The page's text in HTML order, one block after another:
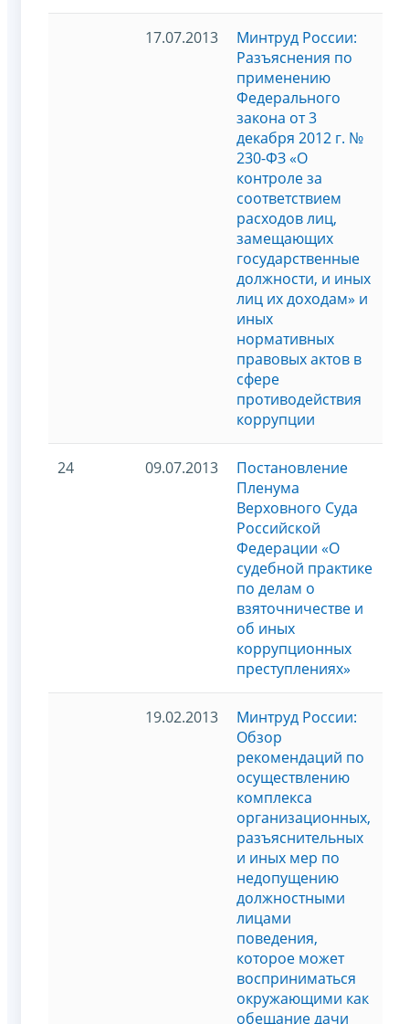
17.07.2013
Минтруд России:
Разъяснения по
применению
Федерального
закона от 3
декабря 2012 г. №
230-ФЗ «О
контроле за
соответствием
расходов лиц,
замещающих
государственные
должности, и иных
лиц их доходам» и
иных
нормативных
правовых актов в
сфере
противодействия
коррупции
24 09.07.2013
Постановление
Пленума
Верховного Суда
Российской
Федерации «О
судебной практике
по делам о
взяточничестве и
об иных
коррупционных
преступлениях»
19.02.2013
Минтруд России:
Обзор
рекомендаций по
осуществлению
комплекса
организационных,
разъяснительных
и иных мер по
недопущению
должностными
лицами
поведения,
которое может
восприниматься
окружающими как
обещание дачи